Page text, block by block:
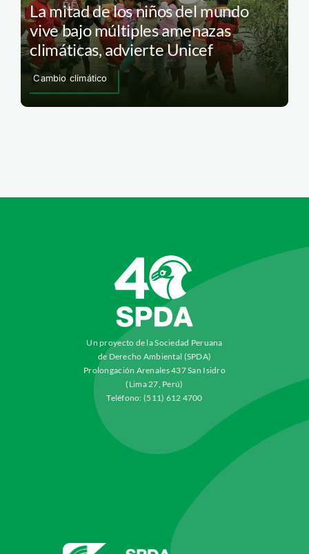
La mitad de los niños del mundo
vive bajo múltiples amenazas
climáticas, advierte Unicef
Cambio climático
Un proyecto de la Sociedad Peruana
de Derecho Ambiental (SPDA)
Prolongación Arenales 437 San Isidro
(Lima 27, Perú)
Teléfono: (511) 612 4700